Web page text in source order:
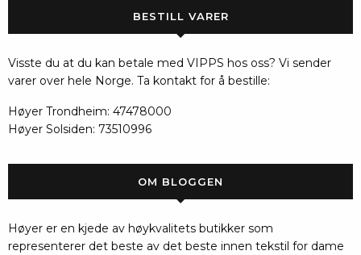
BESTILL VARER
Visste du at du kan betale med VIPPS hos oss? Vi sender
varer over hele Norge. Ta kontakt for å bestille:
Høyer Trondheim: 47478000
Høyer Solsiden: 73510996
OM BLOGGEN
Høyer er en kjede av høykvalitets butikker som
representerer det beste av det beste innen tekstil for dame